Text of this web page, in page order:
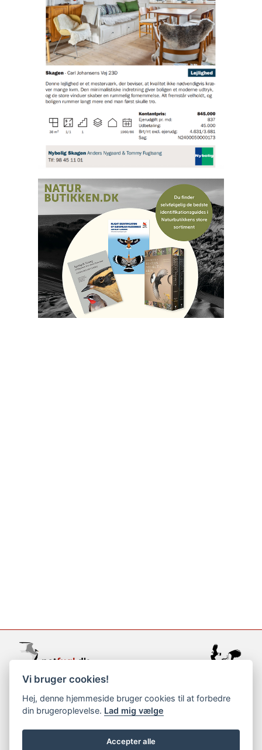
support@netfugl.dk
copyright © 2002-2023
Vi bruger cookies!
Hej, denne hjemmeside bruger cookies til at forbedre
din brugeroplevelse. Lad mig vælge
Accepter alle